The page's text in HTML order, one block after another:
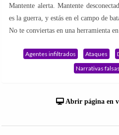
Mantente alerta. Mantente
es la guerra, y estás en el campo de
No te conviertas en una herramienta en
Agentes infiltrados Ataques
Narrativas falsas
Abrir página en